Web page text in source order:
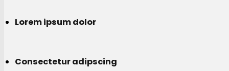
Lorem ipsum dolor
Consectetur adipscing